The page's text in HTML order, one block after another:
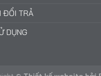
ĐỔI TRẢ
DỤNG